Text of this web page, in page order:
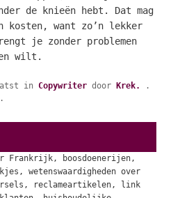
de knieën hebt. Dat mag
kosten, want zo’n lekker
je zonder problemen
wilt.
inCopywriter door Krek.
.
.
Frankrijk, boosdoenerijen,
wetenswaardigheden over
reclameartikelen, link